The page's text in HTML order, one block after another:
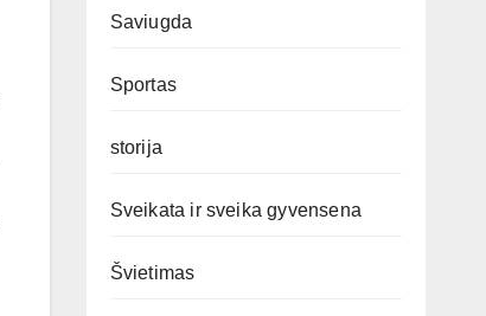
Saviugda
Sportas
storija
Sveikata ir sveika gyvensena
Švietimas